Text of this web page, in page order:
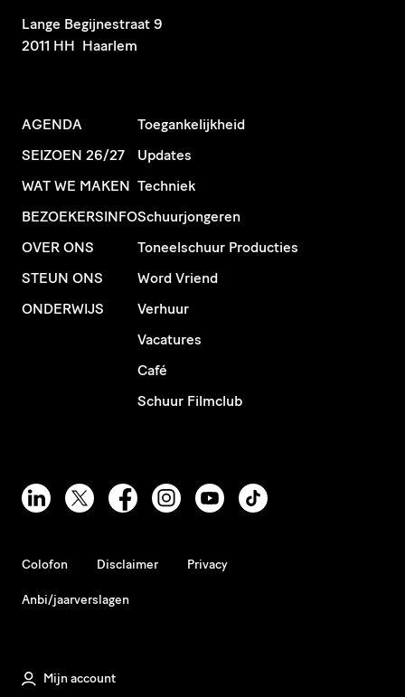
​Lange Begijnestraat 9
2011 HH Haarlem
AGENDA
SEIZOEN 26/27
WAT WE MAKEN
BEZOEKERSINFO
OVER ONS
STEUN ONS
ONDERWIJS
Toegankelijkheid
Updates
Techniek
Schuurjongeren
Toneelschuur Producties
Word Vriend
Verhuur
Vacatures
Café
Schuur Filmclub
Colofon Disclaimer Privacy
Anbi/jaarverslagen
Mijn account